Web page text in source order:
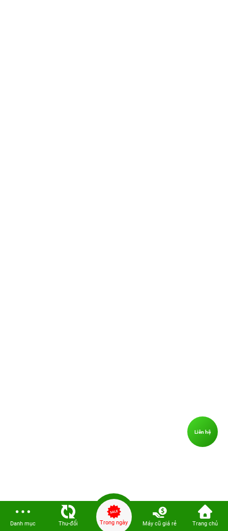
Danh mục Thu-đổi Trong ngày Máy cũ giá rẻ Trang chủ
Liên hệ